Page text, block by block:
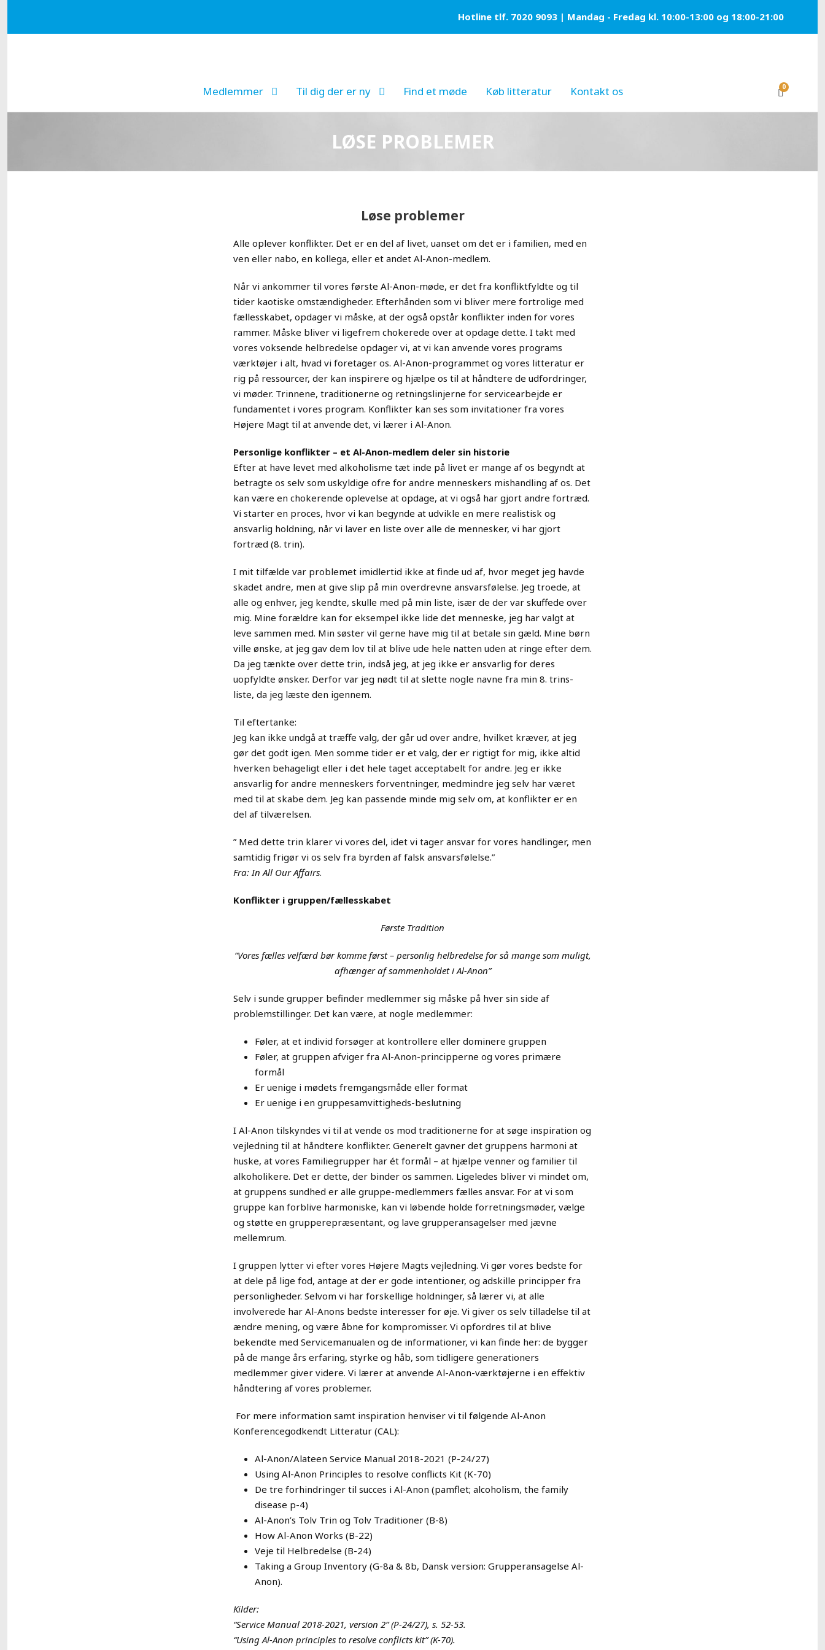
Hotline tlf. 7020 9093 | Mandag - Fredag kl. 10:00-13:00 og 18:00-21:00
Medlemmer Til dig der er ny Find et møde Køb litteratur Kontakt os 0
LØSE PROBLEMER
Løse problemer
Alle oplever konflikter. Det er en del af livet, uanset om det er i familien, med en
ven eller nabo, en kollega, eller et andet Al-Anon-medlem.
Når vi ankommer til vores første Al-Anon-møde, er det fra konfliktfyldte og til
tider kaotiske omstændigheder. Efterhånden som vi bliver mere fortrolige med
fællesskabet, opdager vi måske, at der også opstår konflikter inden for vores
rammer. Måske bliver vi ligefrem chokerede over at opdage dette. I takt med
vores voksende helbredelse opdager vi, at vi kan anvende vores programs
værktøjer i alt, hvad vi foretager os. Al-Anon-programmet og vores litteratur er
rig på ressourcer, der kan inspirere og hjælpe os til at håndtere de udfordringer,
vi møder. Trinnene, traditionerne og retningslinjerne for servicearbejde er
fundamentet i vores program. Konflikter kan ses som invitationer fra vores
Højere Magt til at anvende det, vi lærer i Al-Anon.
Personlige konflikter – et Al-Anon-medlem deler sin historie
Efter at have levet med alkoholisme tæt inde på livet er mange af os begyndt at
betragte os selv som uskyldige ofre for andre menneskers mishandling af os. Det
kan være en chokerende oplevelse at opdage, at vi også har gjort andre fortræd.
Vi starter en proces, hvor vi kan begynde at udvikle en mere realistisk og
ansvarlig holdning, når vi laver en liste over alle de mennesker, vi har gjort
fortræd (8. trin).
I mit tilfælde var problemet imidlertid ikke at finde ud af, hvor meget jeg havde
skadet andre, men at give slip på min overdrevne ansvarsfølelse. Jeg troede, at
alle og enhver, jeg kendte, skulle med på min liste, især de der var skuffede over
mig. Mine forældre kan for eksempel ikke lide det menneske, jeg har valgt at
leve sammen med. Min søster vil gerne have mig til at betale sin gæld. Mine børn
ville ønske, at jeg gav dem lov til at blive ude hele natten uden at ringe efter dem.
Da jeg tænkte over dette trin, indså jeg, at jeg ikke er ansvarlig for deres
uopfyldte ønsker. Derfor var jeg nødt til at slette nogle navne fra min 8. trins-
liste, da jeg læste den igennem.
Til eftertanke:
Jeg kan ikke undgå at træffe valg, der går ud over andre, hvilket kræver, at jeg
gør det godt igen. Men somme tider er et valg, der er rigtigt for mig, ikke altid
hverken behageligt eller i det hele taget acceptabelt for andre. Jeg er ikke
ansvarlig for andre menneskers forventninger, medmindre jeg selv har været
med til at skabe dem. Jeg kan passende minde mig selv om, at konflikter er en
del af tilværelsen.
” Med dette trin klarer vi vores del, idet vi tager ansvar for vores handlinger, men
samtidig frigør vi os selv fra byrden af falsk ansvarsfølelse.”
Fra: In All Our Affairs.
Konflikter i gruppen/fællesskabet
Første Tradition
”Vores fælles velfærd bør komme først – personlig helbredelse for så mange som muligt,
afhænger af sammenholdet i Al-Anon”
Selv i sunde grupper befinder medlemmer sig måske på hver sin side af
problemstillinger. Det kan være, at nogle medlemmer:
Føler, at et individ forsøger at kontrollere eller dominere gruppen
Føler, at gruppen afviger fra Al-Anon-principperne og vores primære
formål
Er uenige i mødets fremgangsmåde eller format
Er uenige i en gruppesamvittigheds-beslutning
I Al-Anon tilskyndes vi til at vende os mod traditionerne for at søge inspiration og
vejledning til at håndtere konflikter. Generelt gavner det gruppens harmoni at
huske, at vores Familiegrupper har ét formål – at hjælpe venner og familier til
alkoholikere. Det er dette, der binder os sammen. Ligeledes bliver vi mindet om,
at gruppens sundhed er alle gruppe-medlemmers fælles ansvar. For at vi som
gruppe kan forblive harmoniske, kan vi løbende holde forretningsmøder, vælge
og støtte en grupperepræsentant, og lave grupperansagelser med jævne
mellemrum.
I gruppen lytter vi efter vores Højere Magts vejledning. Vi gør vores bedste for
at dele på lige fod, antage at der er gode intentioner, og adskille principper fra
personligheder. Selvom vi har forskellige holdninger, så lærer vi, at alle
involverede har Al-Anons bedste interesser for øje. Vi giver os selv tilladelse til at
ændre mening, og være åbne for kompromisser. Vi opfordres til at blive
bekendte med Servicemanualen og de informationer, vi kan finde her: de bygger
på de mange års erfaring, styrke og håb, som tidligere generationers
medlemmer giver videre. Vi lærer at anvende Al-Anon-værktøjerne i en effektiv
håndtering af vores problemer.
For mere information samt inspiration henviser vi til følgende Al-Anon
Konferencegodkendt Litteratur (CAL):
Al-Anon/Alateen Service Manual 2018-2021 (P-24/27)
Using Al-Anon Principles to resolve conflicts Kit (K-70)
De tre forhindringer til succes i Al-Anon (pamflet; alcoholism, the family
disease p-4)
Al-Anon’s Tolv Trin og Tolv Traditioner (B-8)
How Al-Anon Works (B-22)
Veje til Helbredelse (B-24)
Taking a Group Inventory (G-8a & 8b, Dansk version: Grupperansagelse Al-
Anon).
Kilder:
“Service Manual 2018-2021, version 2” (P-24/27), s. 52-53.
“Using Al-Anon principles to resolve conflicts kit” (K-70).